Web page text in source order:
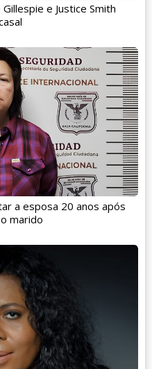
e Justice Smith
a esposa 20 anos após
marido